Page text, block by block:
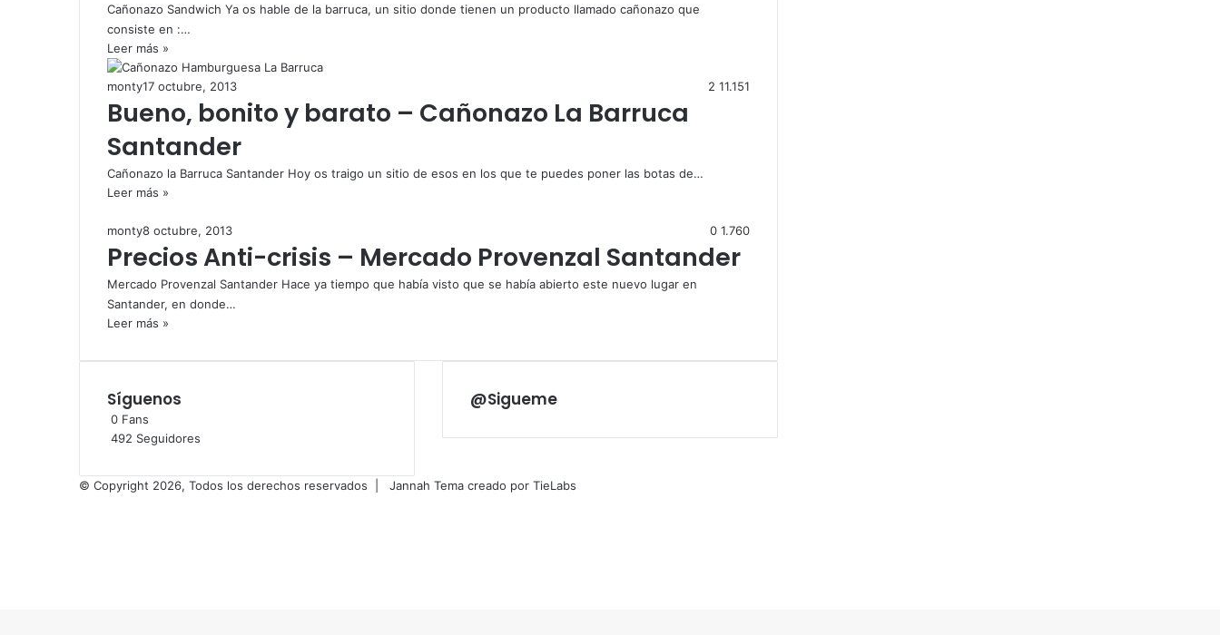
Cañonazo Sandwich Ya os hable de la barruca, un sitio donde tienen un producto llamado cañonazo que
consiste en :…
Leer más »
monty17 octubre, 2013 2 11.151
Bueno, bonito y barato – Cañonazo La Barruca
Santander
Cañonazo la Barruca Santander Hoy os traigo un sitio de esos en los que te puedes poner las botas de…
Leer más »
monty8 octubre, 2013 0 1.760
Precios Anti-crisis – Mercado Provenzal Santander
Mercado Provenzal Santander Hace ya tiempo que había visto que se había abierto este nuevo lugar en
Santander, en donde…
Leer más »
Síguenos
0 Fans
492 Seguidores
@Sigueme
© Copyright 2026, Todos los derechos reservados |
Jannah Tema creado por TieLabs